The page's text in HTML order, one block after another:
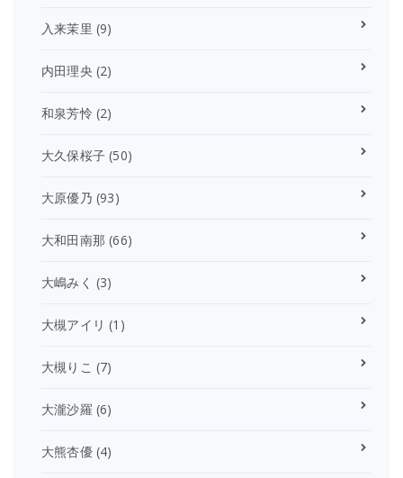
入来茉里 (9)
内田理央 (2)
和泉芳怜 (2)
大久保桜子 (50)
大原優乃 (93)
大和田南那 (66)
大嶋みく (3)
大槻アイリ (1)
大槻りこ (7)
大瀧沙羅 (6)
大熊杏優(4)